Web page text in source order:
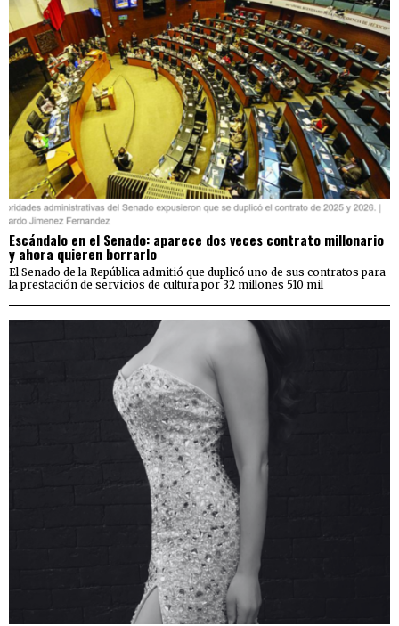
Escándalo en el Senado: aparece dos veces contrato millonario
y ahora quieren borrarlo
El Senado de la República admitió que duplicó uno de sus contratos para
la prestación de servicios de cultura por 32 millones 510 mil